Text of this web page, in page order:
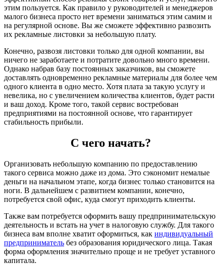
этим пользуется. Как правило у руководителей и менеджеров
малого бизнеса просто нет времени заниматься этим самим и
на регулярной основе. Вы же сможете эффективно развозить
их рекламные листовки за небольшую плату.
Конечно, развозя листовки только для одной компании, вы
ничего не заработаете и потратите довольно много времени.
Однако набрав базу постоянных заказчиков, вы сможете
доставлять одновременно рекламные материалы для более чем
одного клиента в одно место. Хотя плата за такую услугу и
невелика, но с увеличением количества клиентов, будет расти
и ваш доход. Кроме того, такой сервис востребован
предприятиями на постоянной основе, что гарантирует
стабильность прибыли.
С чего начать?
Организовать небольшую компанию по предоставлению
такого сервиса можно даже из дома. Это сэкономит немалые
деньги на начальном этапе, когда бизнес только становится на
ноги. В дальнейшем с развитием компании, конечно,
потребуется свой офис, куда смогут приходить клиенты.
Также вам потребуется оформить вашу предпринимательскую
деятельность и встать на учет в налоговую службу. Для такого
бизнеса вам вполне хватит оформиться, как индивидуальный
предприниматель без образования юридического лица. Такая
форма оформления значительно проще и не требует уставного
капитала.